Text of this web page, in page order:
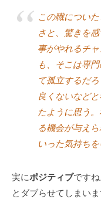
この職につい
さと、驚きを
事がやれるチ
も、そこは専
て孤立するだ
良くないなど
たように思う
る機会が与え
いった気持ち
実にポジティブですね
とダブらせてしまいま